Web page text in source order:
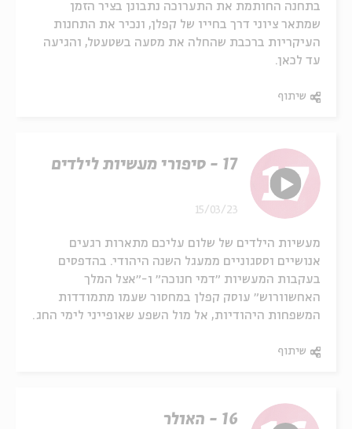
בתחנה החותמת את התערוכה נתבונן בציר הזמן
שמתאר ציוני דרך בחייו של קפלן, ונכיר את התחנות
העיקריות ברכבת שהחלה את מסעה בשטעטל, והגיעה
עד לכאן.
שיתוף
17 - סיפורי מעשיות לילדים
15/03/23
מעשיות הילדים של שלום עליכם מתארות רגעים
אנושיים וססגוניים ממעגל השנה היהודי. בהדפסים
בעקבות המעשיות ״דמי חנוכה״ ו-״אצל המלך
האחשוורוש״ עוסק קפלן במחסור שעמו מתמודדות
המשפחות היהודיות, אל מול השפע שאופייני לימי החג.
שיתוף
16 - האולר